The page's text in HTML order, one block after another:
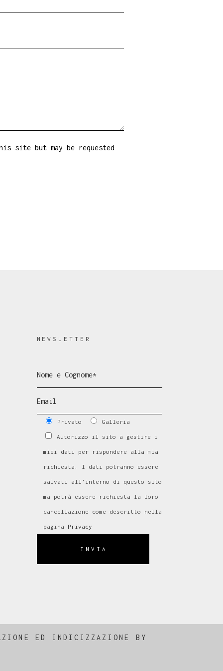
site but may be requested
NEWSLETTER
Privato Galleria
Autorizzo il sito a gestire i
miei dati per rispondere alla mia
richiesta. I dati potranno essere
salvati all'interno di questo sito
ma potrà essere richiesta la loro
cancellazione come descritto nella
pagina Privacy
INVIA
ED INDICIZZAZIONE BY